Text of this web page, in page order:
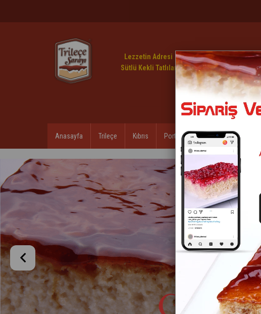
Lezzetin Adresi
Sütlü Kekli Tatlılar
Anasayfa Trileçe Kıbrıs Porto Çikokek Tiramisu